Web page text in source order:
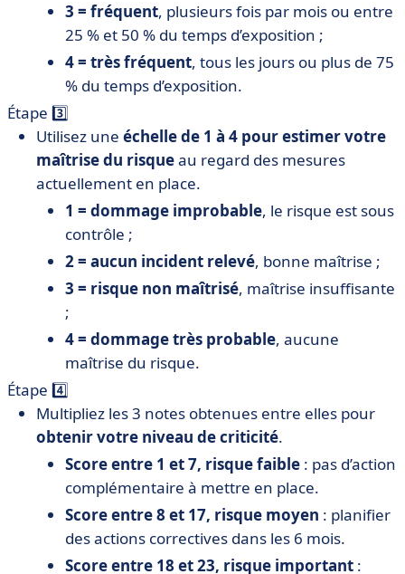
3 = fréquent, plusieurs fois par mois ou entre
25 % et 50 % du temps d’exposition ;
4 = très fréquent, tous les jours ou plus de 75
% du temps d’exposition.
Étape 3️⃣
Utilisez une échelle de 1 à 4 pour estimer votre
maîtrise du risqueau regard des mesures
actuellement en place.
1 = dommage improbable, le risque est sous
contrôle ;
2 = aucun incident relevé, bonne maîtrise ;
3 = risque non maîtrisé, maîtrise insuffisante
;
4 = dommage très probable, aucune
maîtrise du risque.
Étape 4️⃣
Multipliez les 3 notes obtenues entre elles pour
obtenir votre niveau de criticité.
Score entre 1 et 7, risque faible : pas d’action
complémentaire à mettre en place.
Score entre 8 et 17, risque moyen : planifier
des actions correctives dans les 6 mois.
Score entre 18 et 23, risque important :